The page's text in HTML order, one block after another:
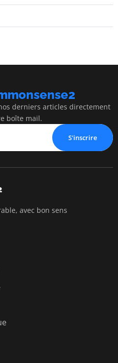
derniers articles directement
boîte mail.
S'inscrire
avec bon sens